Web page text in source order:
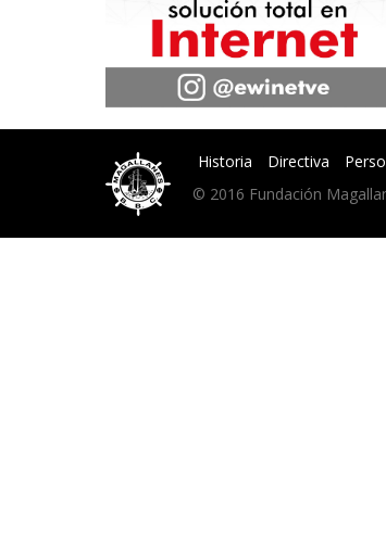
Historia Directiva
© 2016 Fundación